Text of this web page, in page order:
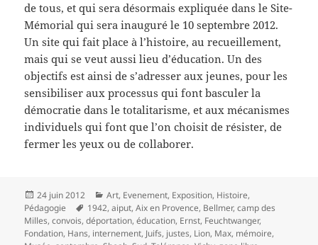
de tous, et qui sera désormais expliquée dans le Site-
Mémorial qui sera inauguré le 10 septembre 2012.
Un site qui fait place à l’histoire, au recueillement,
mais qui se veut aussi lieu d’éducation. Un des
objectifs est ainsi de s’adresser aux jeunes, pour les
sensibiliser aux processus qui font basculer la
démocratie dans le totalitarisme, et aux mécanismes
individuels qui font que l’on choisit de résister, de
fermer les yeux ou de collaborer.
Publié
le
24 juin 2012 Catégories
Art, Evenement, Exposition, Histoire,
Pédagogie
Mots-
clés
1942,aiput,Aix en Provence, Bellmer,camp des
Milles,convois,déportation,éducation, Ernst, Feuchtwanger,
Fondation, Hans, internement, Juifs, justes, Lion, Max, mémoire,